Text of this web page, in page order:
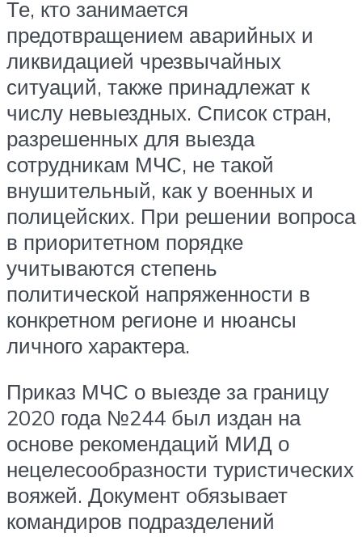
Те, кто занимается
предотвращением аварийных и
ликвидацией чрезвычайных
ситуаций, также принадлежат к
числу невыездных. Список стран,
разрешенных для выезда
сотрудникам МЧС, не такой
внушительный, как у военных и
полицейских. При решении вопроса
в приоритетном порядке
учитываются степень
политической напряженности в
конкретном регионе и нюансы
личного характера.
Приказ МЧС о выезде за границу
2020 года №244 был издан на
основе рекомендаций МИД о
нецелесообразности туристических
вояжей. Документ обязывает
командиров подразделений